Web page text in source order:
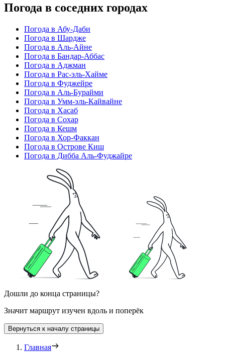
Погода в соседних городах
Погода в Абу-Даби
Погода в Шардже
Погода в Аль-Айне
Погода в Бандар-Аббас
Погода в Аджман
Погода в Рас-эль-Хайме
Погода в Фуджейре
Погода в Аль-Бурайми
Погода в Умм-эль-Кайвайне
Погода в Хасаб
Погода в Сохар
Погода в Кешм
Погода в Хор-Факкан
Погода в Острове Киш
Погода в Дибба Аль-Фуджайре
Дошли до конца страницы?
Значит маршрут изучен вдоль и поперёк
Вернуться к началу страницы
Главная